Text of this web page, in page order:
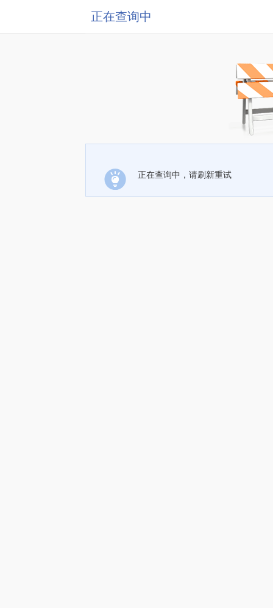
正在查询中
正在查询中，请刷新重试